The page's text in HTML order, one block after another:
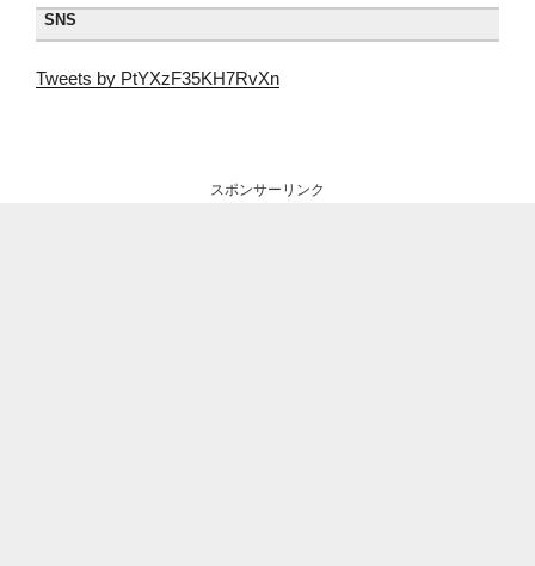
SNS
Tweets by PtYXzF35KH7RvXn
スポンサーリンク